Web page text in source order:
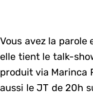
Vous avez la parole
elle tient le talk-
produit via Marinca
aussi le JT de 20h